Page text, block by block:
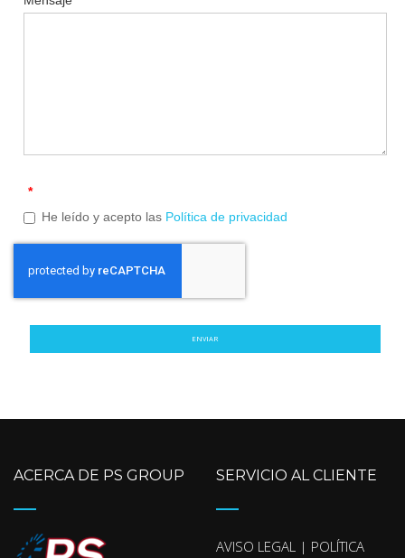
*
He leído y acepto las Política de privacidad
ENVIAR
ACERCA DE PS GROUP SERVICIO AL CLIENTE
AVISO LEGAL | POLÍTICA